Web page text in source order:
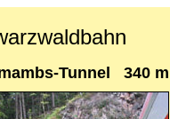
Tunnel 340 m